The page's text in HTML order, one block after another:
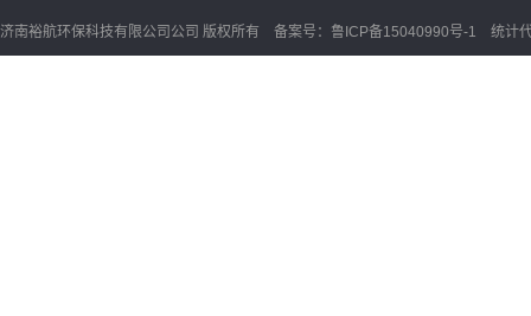
济南裕航环保科技有限公司公司 版权所有 备案号： 鲁ICP备15040990号-1 统计